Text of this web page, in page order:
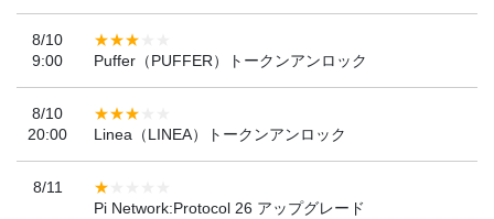
8/10
9:00
Puffer（PUFFER）トークンアンロック
8/10
20:00
Linea（LINEA）トークンアンロック
8/11
Pi Network:Protocol 26 アップグレード